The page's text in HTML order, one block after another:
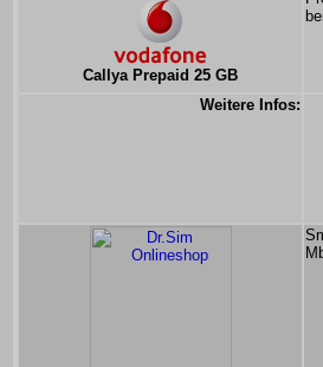
Callya Prepaid 25 GB
Weitere Infos: